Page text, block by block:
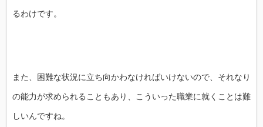
るわけです。
また、困難な状況に立ち向かわなければいけないので、それなり
の能力が求められることもあり、こういった職業に就くことは難
しいんですね。